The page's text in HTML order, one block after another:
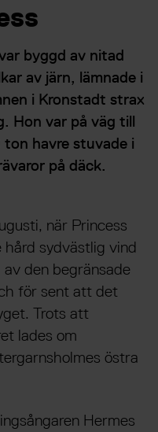
byggd av nitad
av järn, lämnade i
i Kronstadt strax
Hon var på väg till
havre stuvade i
på däck.
när Princess
hård sydvästlig vind
den begränsade
för sent att det
Trots att
lades om
östra
Hermes